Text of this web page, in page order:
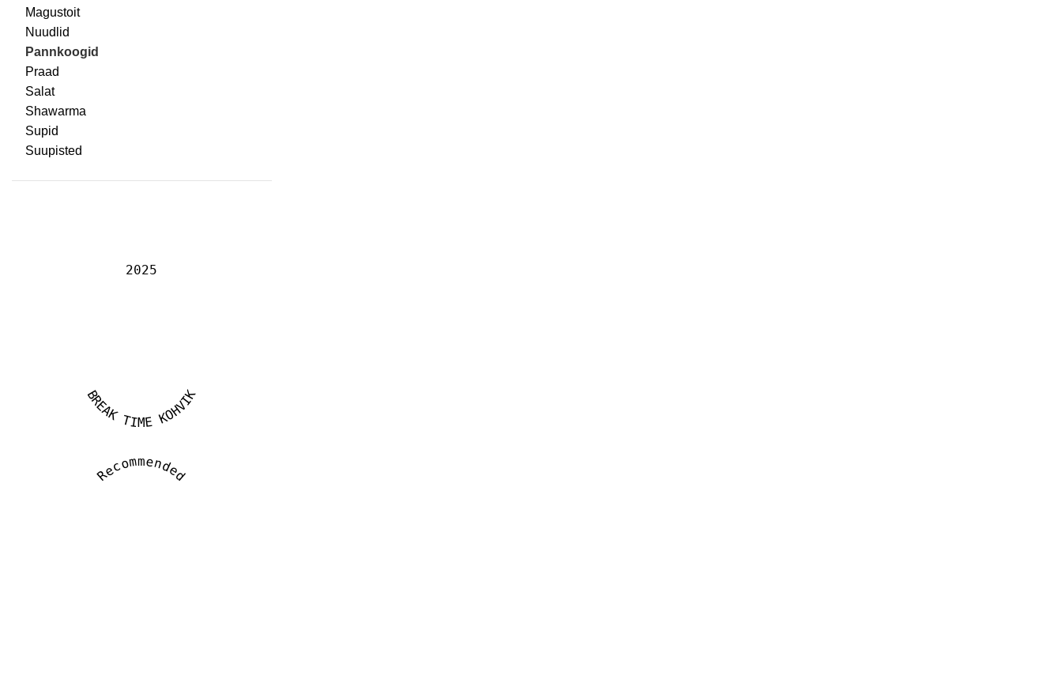
Magustoit
Nuudlid
Pannkoogid
Praad
Salat
Shawarma
Supid
Suupisted
2025
BREAK TIME KOHVIK
Recommended